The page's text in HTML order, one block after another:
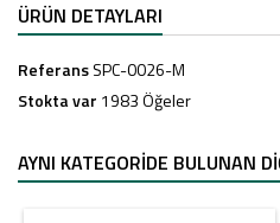
ÜRÜN DETAYLARI
ReferansSPC-0026-M
Stokta var 1983 Öğeler
AYNI KATEGORIDE BULUNAN